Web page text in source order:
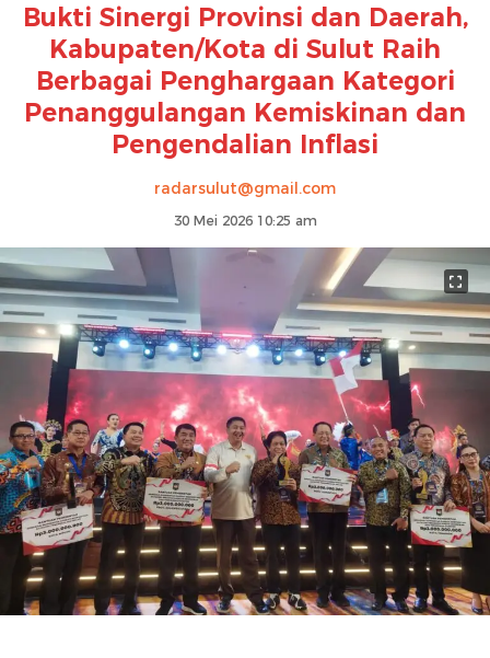
Bukti Sinergi Provinsi dan Daerah,
Kabupaten/Kota di Sulut Raih
Berbagai Penghargaan Kategori
Penanggulangan Kemiskinan dan
Pengendalian Inflasi
radarsulut@gmail.com
30 Mei 2026 10:25 am